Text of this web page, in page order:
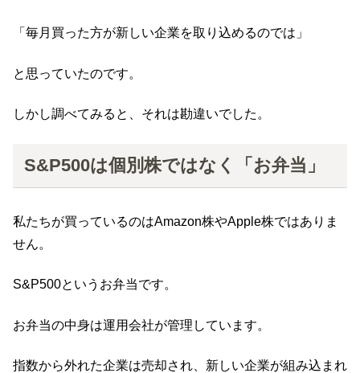
「毎月買った方が新しい企業を取り込めるのでは」
と思っていたのです。
しかし調べてみると、それは勘違いでした。
S&P500は個別株ではなく「お弁当」
私たちが買っているのはAmazon株やApple株ではありま
せん。
S&P500というお弁当です。
お弁当の中身は運用会社が管理しています。
指数から外れた企業は売却され、新しい企業が組み込まれ